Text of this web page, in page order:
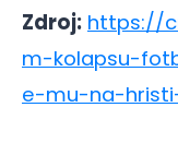
Zdroj: https://
m-kolapsu-
e-mu-na-